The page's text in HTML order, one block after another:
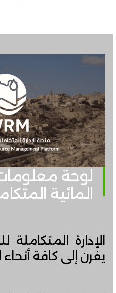
لوحة معلومات
المائية
الإدارة المتكاملة
يفرن إلى كافة أنحاء